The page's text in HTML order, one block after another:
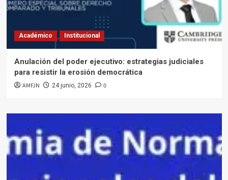
Académico Institucional
Anulación del poder ejecutivo: estrategias judiciales
para resistir la erosión democrática
AMFJN 24 junio, 2026 0